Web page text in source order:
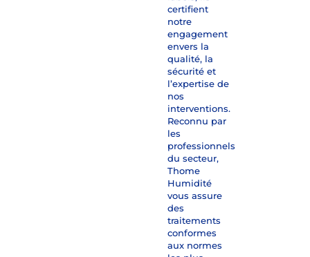
certifient
notre
engagement
envers la
qualité, la
sécurité et
l’expertise de
nos
interventions.
Reconnu par
les
professionnels
du secteur,
Thome
Humidité
vous assure
des
traitements
conformes
aux normes